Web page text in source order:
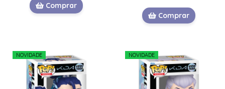
Comprar
Comprar
NOVIDADE NOVIDADE